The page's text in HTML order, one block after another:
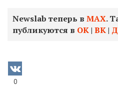
Newslab теперь в МАХ.
публикуются в ОК| ВК|
0